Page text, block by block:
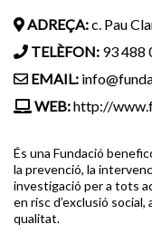
ADREÇA:c. Pau
TELÈFON: 93 488
EMAIL:
WEB:http://
És una Fundació
la prevenció, la
investigació per a tots
en risc d’exclusió
qualitat.